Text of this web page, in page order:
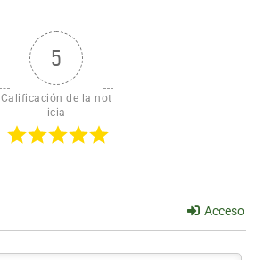
5
Calificación de la not
icia
Acceso